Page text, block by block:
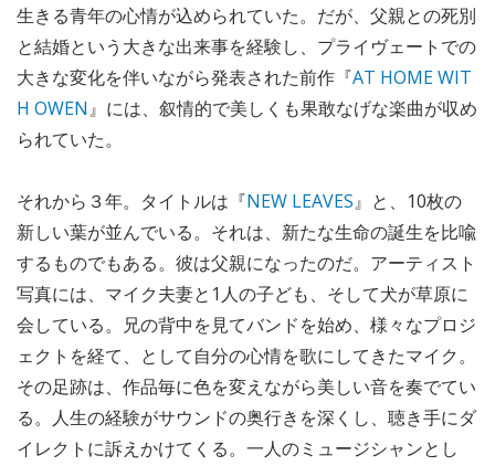
生きる青年の心情が込められていた。だが、父親との死別
と結婚という大きな出来事を経験し、プライヴェートでの
大きな変化を伴いながら発表された前作『AT HOME WIT
H OWEN』には、叙情的で美しくも果敢なげな楽曲が収め
られていた。
それから３年。タイトルは『NEW LEAVES』と、10枚の
新しい葉が並んでいる。それは、新たな生命の誕生を比喩
するものでもある。彼は父親になったのだ。アーティスト
写真には、マイク夫妻と1人の子ども、そして犬が草原に
会している。兄の背中を見てバンドを始め、様々なプロジ
ェクトを経て、として自分の心情を歌にしてきたマイク。
その足跡は、作品毎に色を変えながら美しい音を奏でてい
る。人生の経験がサウンドの奥行きを深くし、聴き手にダ
イレクトに訴えかけてくる。一人のミュージシャンとし